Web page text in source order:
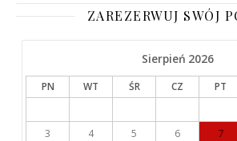
ZAREZERWUJ SWÓJ
Sierpień 2026
PN WT ŚR CZ PT
3
4 5 6 7